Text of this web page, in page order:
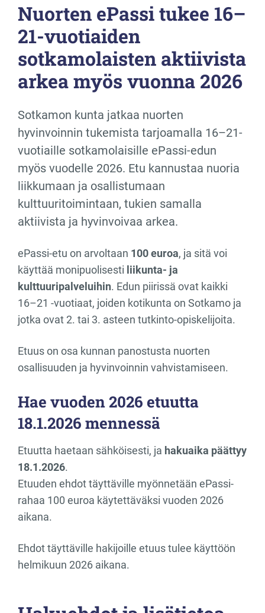
Nuorten ePassi tukee 16–
21-vuotiaiden
sotkamolaisten aktiivista
arkea myös vuonna 2026
Sotkamon kunta jatkaa nuorten
hyvinvoinnin tukemista tarjoamalla 16–21-
vuotiaille sotkamolaisille ePassi-edun
myös vuodelle 2026. Etu kannustaa nuoria
liikkumaan ja osallistumaan
kulttuuritoimintaan, tukien samalla
aktiivista ja hyvinvoivaa arkea.
ePassi-etu on arvoltaan 100 euroa, ja sitä voi
käyttää monipuolisesti liikunta- ja
kulttuuripalveluihin. Edun piirissä ovat kaikki
16–21 -vuotiaat, joiden kotikunta on Sotkamo ja
jotka ovat 2. tai 3. asteen tutkinto-opiskelijoita.
Etuus on osa kunnan panostusta nuorten
osallisuuden ja hyvinvoinnin vahvistamiseen.
Hae vuoden 2026 etuutta
18.1.2026 mennessä
Etuutta haetaan sähköisesti, ja hakuaika päättyy
18.1.2026.
Etuuden ehdot täyttäville myönnetään ePassi-
rahaa 100 euroa käytettäväksi vuoden 2026
aikana.
Ehdot täyttäville hakijoille etuus tulee käyttöön
helmikuun 2026 aikana.